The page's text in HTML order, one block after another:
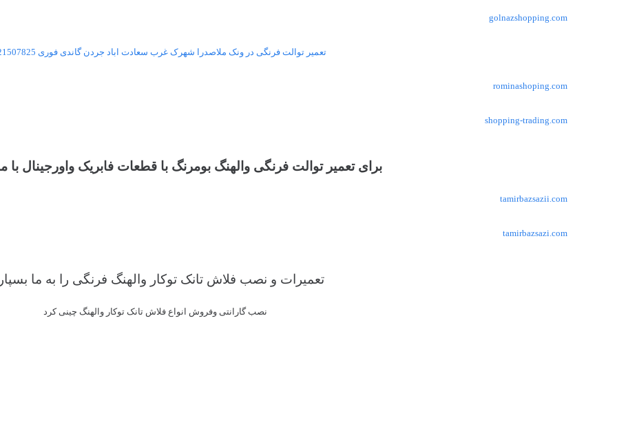
golnazshopping.com
تعمیر توالت فرنگی در ونک ملاصدرا شهرک غرب سعادت اباد جردن گاندی فوری 09121507825
rominashoping.com
shopping-trading.com
برای تعمیر توالت فرنگی والهنگ بومرنگ با قطعات فابریک واورجینال با
tamirbazsazii.com
tamirbazsazi.com
تعمیرات و نصب فلاش تانک توکار والهنگ فرنگی را به ما
نصب گارانتی وفروش انواع فلاش تانک توکار والهنگ چینی کرد